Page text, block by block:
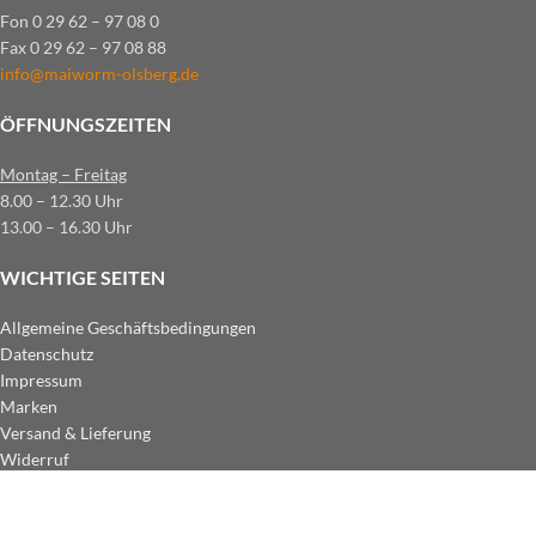
Fon 0 29 62 – 97 08 0
Fax 0 29 62 – 97 08 88
info@maiworm-olsberg.de
ÖFFNUNGSZEITEN
Montag – Freitag
8.00 – 12.30 Uhr
13.00 – 16.30 Uhr
WICHTIGE SEITEN
Allgemeine Geschäftsbedingungen
Datenschutz
Impressum
Marken
Versand & Lieferung
Widerruf